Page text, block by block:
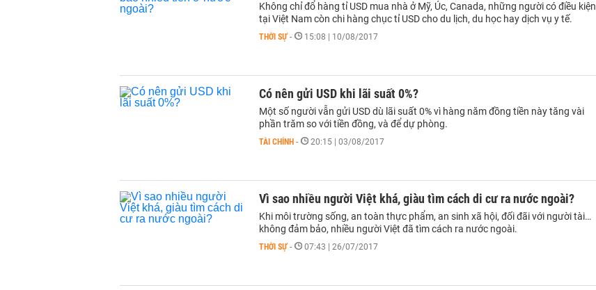
Không chỉ đổ hàng tỉ USD mua nhà ở Mỹ, Úc, Canada, những người có điều kiện
tại Việt Nam còn chi hàng chục tỉ USD cho du lịch, du học hay dịch vụ y tế.
THỜI SỰ - 15:08 | 10/08/2017
Có nên gửi USD khi lãi suất 0%?
Một số người vẫn gửi USD dù lãi suất 0% vì hàng năm đồng tiền này tăng vài
phần trăm so với tiền đồng, và để dự phòng.
TÀI CHÍNH - 20:15 | 03/08/2017
Vì sao nhiều người Việt khá, giàu tìm cách di cư ra nước ngoài?
Khi môi trường sống, an toàn thực phẩm, an sinh xã hội, đối đãi với người tài…
không đảm bảo, nhiều người Việt đã tìm cách ra nước ngoài.
THỜI SỰ - 07:43 | 26/07/2017